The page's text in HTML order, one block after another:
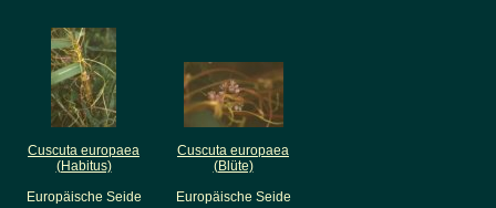
Cuscuta europaea
(Habitus)
Europäische Seide
Cuscuta europaea
(Blüte)
Europäische Seide